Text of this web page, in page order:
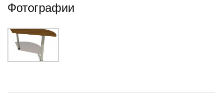
Фотографии